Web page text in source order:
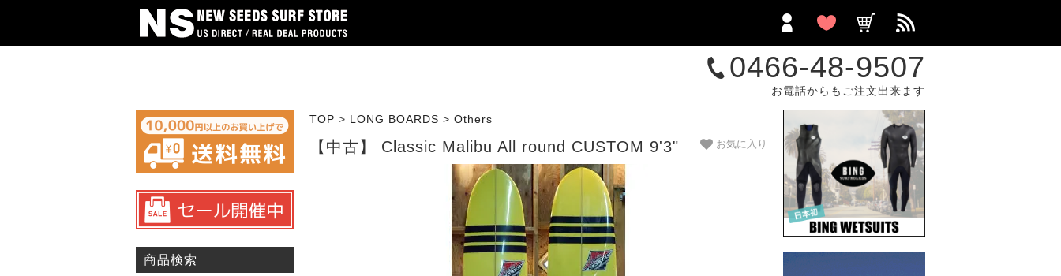
0466-48-9507
お電話からもご注文出来ます
TOP > LONG BOARDS > Others
【中古】 Classic Malibu All round CUSTOM 9'3" お気に入り
商品検索